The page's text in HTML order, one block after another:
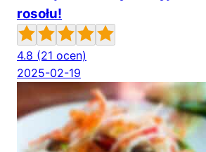
rosołu!
4.8 (21 ocen)
2025-02-19